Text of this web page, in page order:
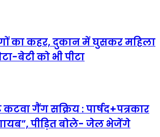
का कहर, दुकान में घुसकर महिला
बेटी को भी पीटा
गैंग सक्रिय : पार्षद+पत्रकार
पीड़ित बोले- जेल भेजेंगे